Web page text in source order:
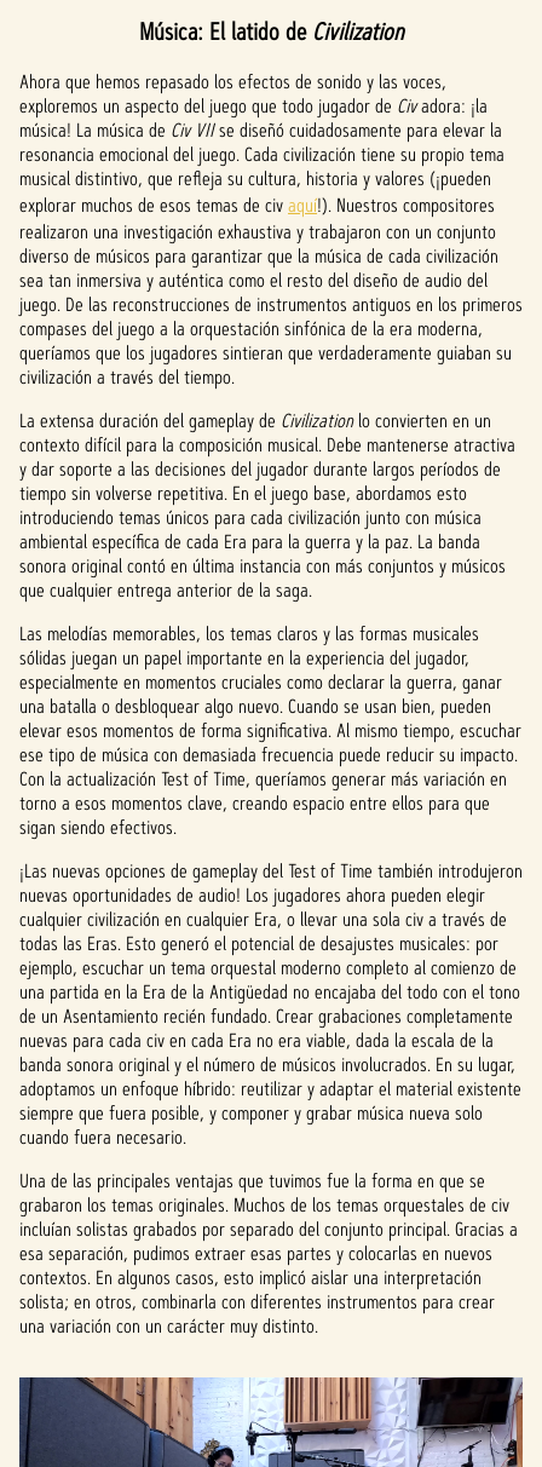
Música: El latido de Civilization
Ahora que hemos repasado los efectos de sonido y las voces,
exploremos un aspecto del juego que todo jugador de Civadora: ¡la
música! La música de Civ VIIse diseñó cuidadosamente para elevar la
resonancia emocional del juego. Cada civilización tiene su propio tema
musical distintivo, que refleja su cultura, historia y valores (¡pueden
explorar muchos de esos temas de civaquí!). Nuestros compositores
realizaron una investigación exhaustiva y trabajaron con un conjunto
diverso de músicos para garantizar que la música de cada civilización
sea tan inmersiva y auténtica como el resto del diseño de audio del
juego. De las reconstrucciones de instrumentos antiguos en los primeros
compases del juego a la orquestación sinfónica de la era moderna,
queríamos que los jugadores sintieran que verdaderamente guiaban su
civilización a través del tiempo.
La extensa duración del gameplay de Civilizationlo convierten en un
contexto difícil para la composición musical. Debe mantenerse atractiva
y dar soporte a las decisiones del jugador durante largos períodos de
tiempo sin volverse repetitiva. En el juego base, abordamos esto
introduciendo temas únicos para cada civilización junto con música
ambiental específica de cada Era para la guerra y la paz. La banda
sonora original contó en última instancia con más conjuntos y músicos
que cualquier entrega anterior de la saga.
Las melodías memorables, los temas claros y las formas musicales
sólidas juegan un papel importante en la experiencia del jugador,
especialmente en momentos cruciales como declarar la guerra, ganar
una batalla o desbloquear algo nuevo. Cuando se usan bien, pueden
elevar esos momentos de forma significativa. Al mismo tiempo, escuchar
ese tipo de música con demasiada frecuencia puede reducir su impacto.
Con la actualización Test of Time, queríamos generar más variación en
torno a esos momentos clave, creando espacio entre ellos para que
sigan siendo efectivos.
¡Las nuevas opciones de gameplay del Test of Time también introdujeron
nuevas oportunidades de audio! Los jugadores ahora pueden elegir
cualquier civilización en cualquier Era, o llevar una sola civ a través de
todas las Eras. Esto generó el potencial de desajustes musicales: por
ejemplo, escuchar un tema orquestal moderno completo al comienzo de
una partida en la Era de la Antigüedad no encajaba del todo con el tono
de un Asentamiento recién fundado. Crear grabaciones completamente
nuevas para cada civ en cada Era no era viable, dada la escala de la
banda sonora original y el número de músicos involucrados. En su lugar,
adoptamos un enfoque híbrido: reutilizar y adaptar el material existente
siempre que fuera posible, y componer y grabar música nueva solo
cuando fuera necesario.
Una de las principales ventajas que tuvimos fue la forma en que se
grabaron los temas originales. Muchos de los temas orquestales de civ
incluían solistas grabados por separado del conjunto principal. Gracias a
esa separación, pudimos extraer esas partes y colocarlas en nuevos
contextos. En algunos casos, esto implicó aislar una interpretación
solista; en otros, combinarla con diferentes instrumentos para crear
una variación con un carácter muy distinto.